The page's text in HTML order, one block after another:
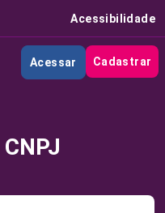
Acessibilidade
Acessar Cadastrar